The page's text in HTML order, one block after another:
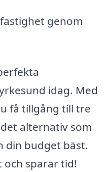
genom
idag. Med
få tillgång till tre
alternativ som
din budget bäst.
och sparar tid!